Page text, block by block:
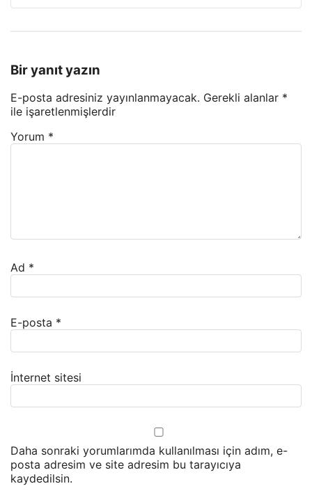
Bir yanıt yazın
E-posta adresiniz yayınlanmayacak. Gerekli alanlar *
ile işaretlenmişlerdir
Yorum *
Ad *
E-posta *
İnternet sitesi
Daha sonraki yorumlarımda kullanılması için adım, e-
posta adresim ve site adresim bu tarayıcıya
kaydedilsin.